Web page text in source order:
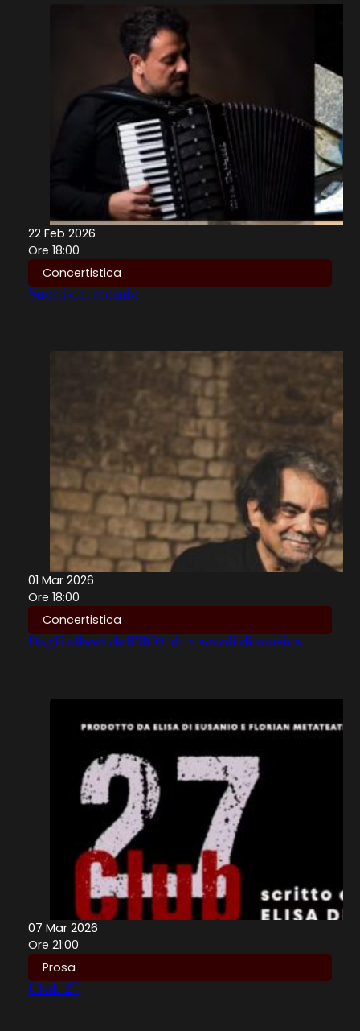
22 Feb 2026
Ore 18:00
Concertistica
Suoni dal mondo
01 Mar 2026
Ore 18:00
Concertistica
Dagli albori dell’800, due secoli di musica
07 Mar 2026
Ore 21:00
Prosa
Club 27